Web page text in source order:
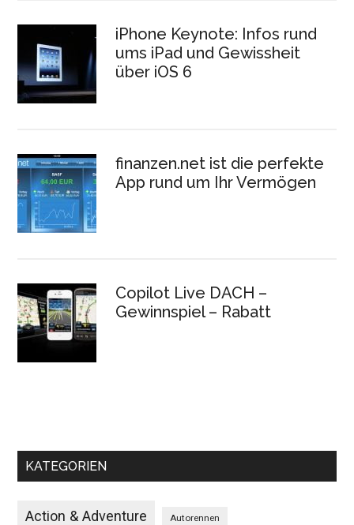
iPhone Keynote: Infos rund
ums iPad und Gewissheit
über iOS 6
finanzen.net ist die perfekte
App rund um Ihr Vermögen
Copilot Live DACH –
Gewinnspiel – Rabatt
KATEGORIEN
Action & Adventure Autorennen